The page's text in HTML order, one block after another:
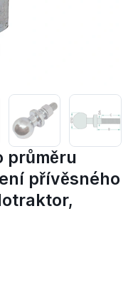
průměru
přívěsného